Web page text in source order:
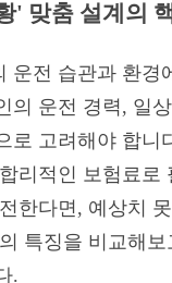
' 맞춤 설계의
운전 습관과 환
의 운전 경력, 일
로 고려해야 합
리적인 보험료
한다면, 예상치
특징을 비교해
.